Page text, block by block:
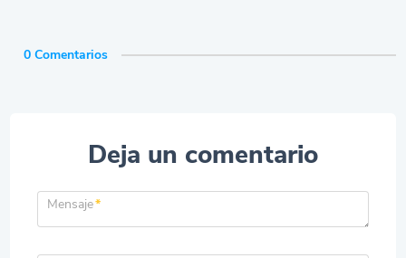
0 Comentarios
Deja un comentario
Mensaje*